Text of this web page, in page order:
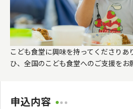
こども食堂に興味を持ってくださりあ
ひ、全国のこども食堂へのご支援をお
申込内容